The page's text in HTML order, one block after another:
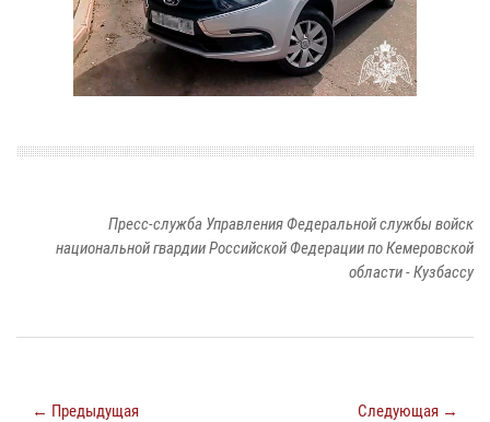
Пресс-служба Управления Федеральной службы войск
национальной гвардии Российской Федерации по Кемеровской
области - Кузбассу
← Предыдущая Следующая →